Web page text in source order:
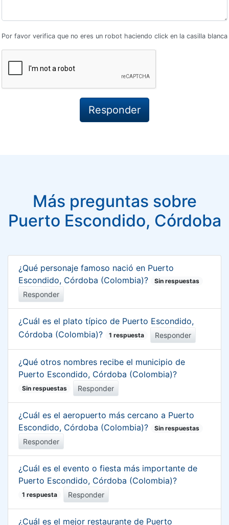
Por favor verifica que no eres un robot haciendo click en la casilla blanca
Más preguntas sobre
Puerto Escondido, Córdoba
¿Qué personaje famoso nació en Puerto
Escondido, Córdoba (Colombia)?
Sin respuestas
Responder
¿Cuál es el plato típico de Puerto Escondido,
Córdoba (Colombia)?
1 respuesta Responder
¿Qué otros nombres recibe el municipio de
Puerto Escondido, Córdoba (Colombia)?
Sin respuestas Responder
¿Cuál es el aeropuerto más cercano a Puerto
Escondido, Córdoba (Colombia)?
Sin respuestas
Responder
¿Cuál es el evento o fiesta más importante de
Puerto Escondido, Córdoba (Colombia)?
1 respuesta Responder
¿Cuál es el mejor restaurante de Puerto